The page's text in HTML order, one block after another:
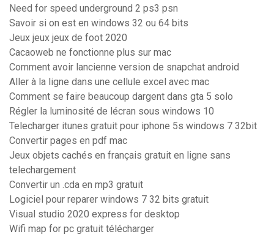
Need for speed underground 2 ps3 psn
Savoir si on est en windows 32 ou 64 bits
Jeux jeux jeux de foot 2020
Cacaoweb ne fonctionne plus sur mac
Comment avoir lancienne version de snapchat android
Aller à la ligne dans une cellule excel avec mac
Comment se faire beaucoup dargent dans gta 5 solo
Régler la luminosité de lécran sous windows 10
Telecharger itunes gratuit pour iphone 5s windows 7 32bit
Convertir pages en pdf mac
Jeux objets cachés en français gratuit en ligne sans
telechargement
Convertir un .cda en mp3 gratuit
Logiciel pour reparer windows 7 32 bits gratuit
Visual studio 2020 express for desktop
Wifi map for pc gratuit télécharger